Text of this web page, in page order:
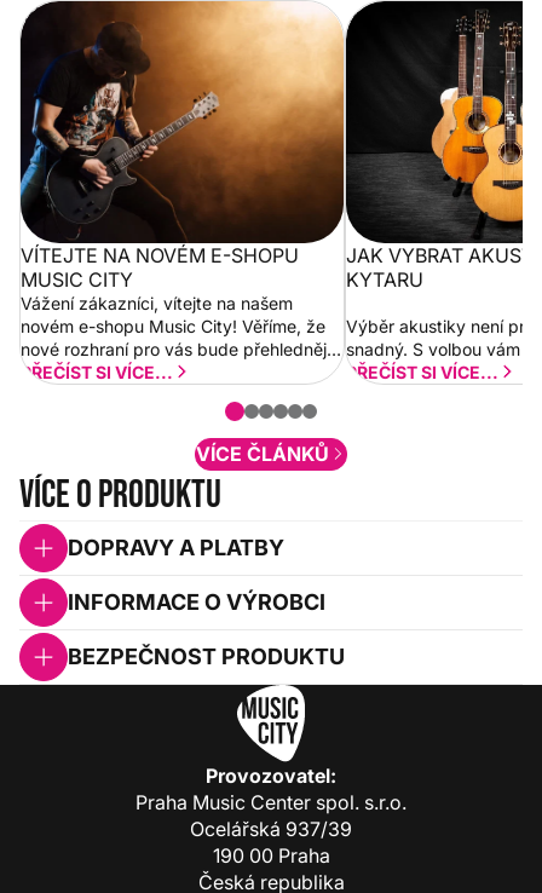
Vítejte na novém e-shopu Music
City
VÍTEJTE NA NOVÉM E-SHOPU
MUSIC CITY
Vážení zákazníci, vítejte na našem
novém e-shopu Music City! Věříme, že
nové rozhraní pro vás bude přehlednější
a rychlejší. Postupně budeme přidávat
PŘEČÍST SI VÍCE...
Jak vybrat
JAK VYBRAT
KYTARU
Výběr akustiky není pro
snadný. S volbou vám
PŘEČÍST SI VÍCE...
VÍCE ČLÁNKŮ
Více o produktu
DOPRAVY A PLATBY
INFORMACE O VÝROBCI
BEZPEČNOST PRODUKTU
Provozovatel:
Praha Music Center spol. s.r.o.
Ocelářská 937/39
190 00 Praha
Česká republika